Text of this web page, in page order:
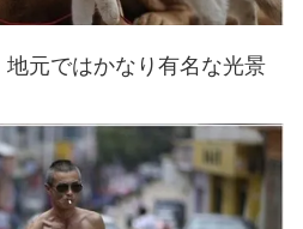
地元ではかなり有名な光景